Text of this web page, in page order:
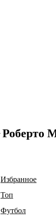
Роберто
Избранное
Топ
Футбол